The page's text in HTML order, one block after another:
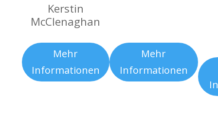
Kerstin
McClenaghan
Mehr
Informationen
Mehr
Informationen